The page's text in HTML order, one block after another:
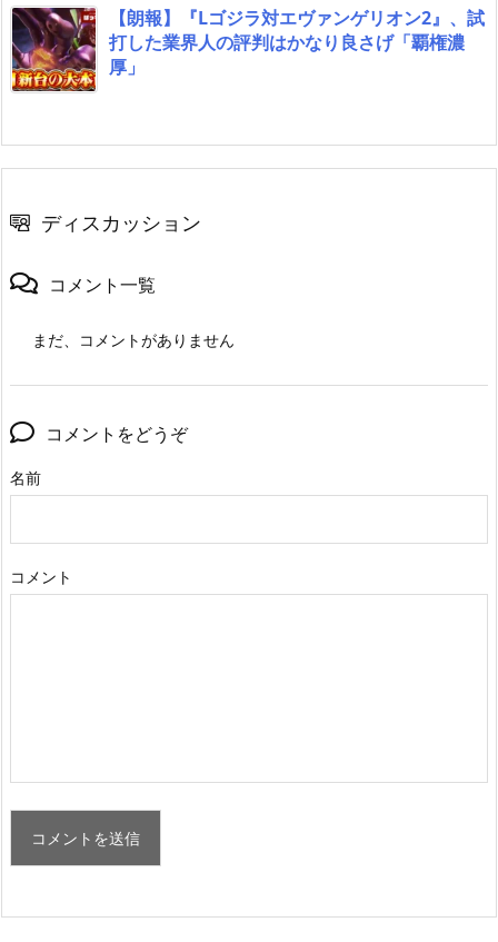
【朗報】『Lゴジラ対エヴァンゲリオン2』、試
打した業界人の評判はかなり良さげ「覇権濃
厚」
ディスカッション
コメント一覧
まだ、コメントがありません
コメントをどうぞ
名前
コメント